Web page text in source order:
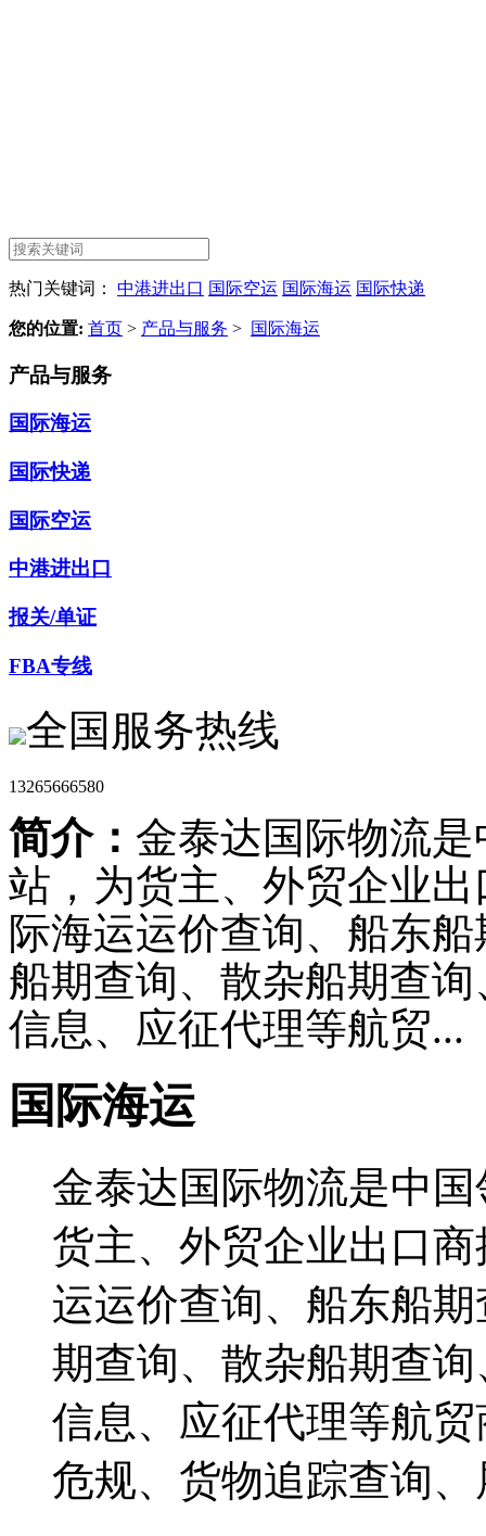
热门关键词： 中港进出口 国际空运 国际海运 国际快递
您的位置: 首页 > 产品与服务 > 国际海运
产品与服务
国际海运
国际快递
国际空运
中港进出口
报关/单证
FBA专线
全国服务热线
13265666580
简介： 金泰达国际物流
站，为货主、外贸企业
际海运运价查询、船东
船期查询、散杂船期查
信息、应征代理等航贸...
国际海运
金泰达国际物流是中
货主、外贸企业出口
运运价查询、船东船
期查询、散杂船期查
信息、应征代理等航
危规、货物追踪查询